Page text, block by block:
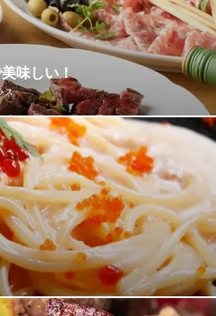
味しい！
ス
い”という幹事様に。NATURAの
を積んだシェフ手作りのイタリア
ステーキや三元豚ローストなど
腹必至。名物パイッツァ、季節
品など“今だけ”の美味も揃いま
ジョーテラス